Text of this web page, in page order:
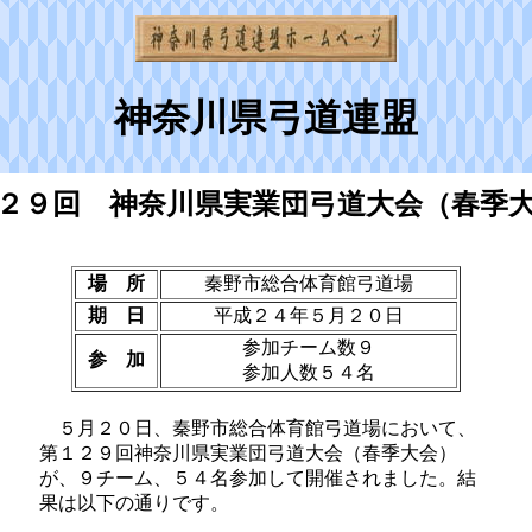
神奈川県弓道連盟
９回 神奈川県実業団弓道大会（春季
場 所
秦野市総合体育館弓道場
期 日
平成２４年５月２０日
参 加
参加チーム数９
参加人数５４名
５月２０日、秦野市総合体育館弓道場において、
第１２９回神奈川県実業団弓道大会（春季大会）
が、９チーム、５４名参加して開催されました。結
果は以下の通りです。